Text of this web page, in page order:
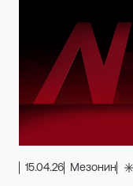
15.04.26 Мезонин